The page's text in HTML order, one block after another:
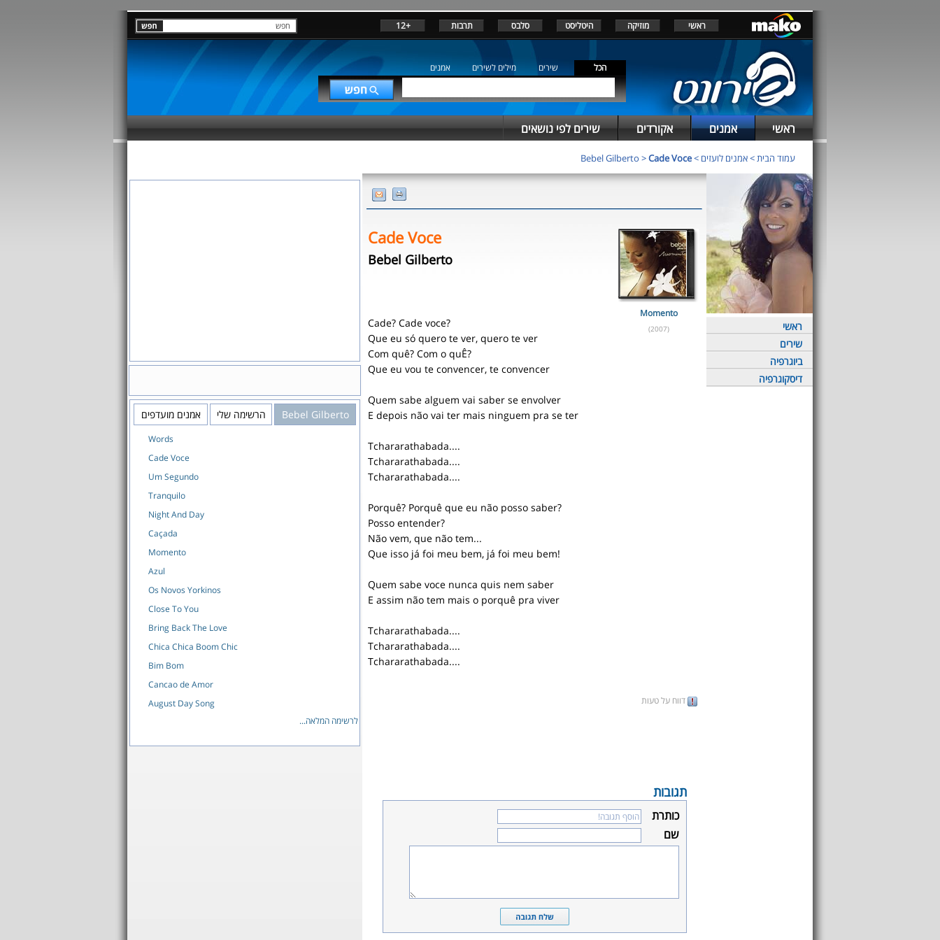
ראשי מוזיקה היטליסט סלבס תרבות +12
הכל שירים מילים לשירים אמנים
ראשי אמנים אקורדים שירים לפי נושאים
עמוד הבית>אמנים לועזים >
Bebel Gilberto >Cade Voce
ראשי
שירים
ביוגרפיה
דיסקוגרפיה
Cade Voce
Bebel Gilberto
Cade? Cade voce?
Que eu só quero te ver, quero te ver
Com quê? Com o quÊ?
Que eu vou te convencer, te convencer
Quem sabe alguem vai saber se envolver
E depois não vai ter mais ninguem pra se ter
Tchararathabada....
Tchararathabada....
Tchararathabada....
Porquê? Porquê que eu não posso saber?
Posso entender?
Não vem, que não tem...
Que isso já foi meu bem, já foi meu bem!
Quem sabe voce nunca quis nem saber
E assim não tem mais o porquê pra viver
Tchararathabada....
Tchararathabada....
Tchararathabada....
Momento
(2007)
דווח על טעות
תגובות
כותרת
שם
Bebel Gilberto הרשימה שלי אמנים מועדפים
Words
Cade Voce
Um Segundo
Tranquilo
Night And Day
Caçada
Momento
Azul
Os Novos Yorkinos
Close To You
Bring Back The Love
Chica Chica Boom Chic
Bim Bom
Cancao de Amor
August Day Song
לרשימה המלאה...